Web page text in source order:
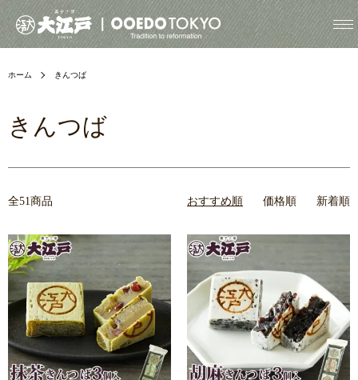
ホーム きんつば
きんつば
全51商品 おすすめ順 価格順 新着順